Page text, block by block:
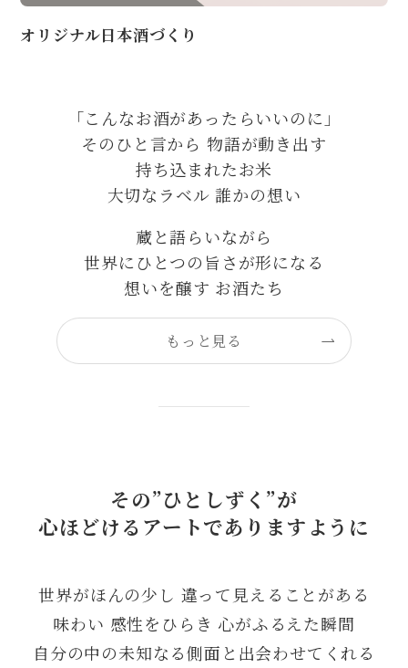
オリジナル日本酒づくり
「こんなお酒があったらいいのに」
そのひと言から 物語が動き出す
持ち込まれたお米
大切なラベル 誰かの想い
蔵と語らいながら
世界にひとつの旨さが形になる
想いを醸す お酒たち
もっと見る
その”ひとしずく”が
心ほどけるアートでありますように
世界がほんの少し 違って見えることがある
味わい 感性をひらき 心がふるえた瞬間
自分の中の未知なる側面と出会わせてくれる